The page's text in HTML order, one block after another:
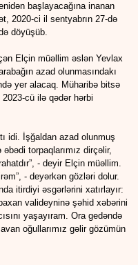
başlayacağına inanan
2020-ci il sentyabrın 27-də
döyüşüb.
Elçin müəllim əslən Yevlax
azad olunmasındakı
yer alacaq. Müharibə bitsə
cü ilə qədər hərbi
idi. İşğaldan azad olunmuş
torpaqlarımız dirçəlir,
- deyir Elçin müəllim.
- deyərkən gözləri dolur.
itirdiyi əsgərlərini xatırlayır:
valideyninə şəhid xəbərini
yaşayıram. Ora gedəndə
oğullarımız gəlir gözümün